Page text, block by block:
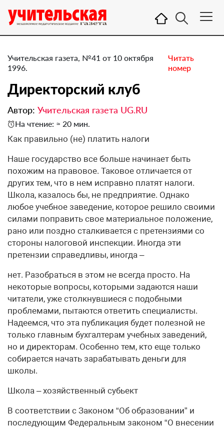
Учительская газета, №41 от 10 октября
1996.
Читать
номер
Директорский клуб
Автор: Учительская газета UG.RU
На чтение: ≈ 20 мин.
Как правильно (не) платить налоги
Наше государство все больше начинает быть
похожим на правовое. Таковое отличается от
других тем, что в нем исправно платят налоги.
Школа, казалось бы, не предприятие. Однако
любое учебное заведение, которое решило своими
силами поправить свое материальное положение,
рано или поздно сталкивается с претензиями со
стороны налоговой инспекции. Иногда эти
претензии справедливы, иногда –
нет. Разобраться в этом не всегда просто. На
некоторые вопросы, которыми задаются наши
читатели, уже столкнувшиеся с подобными
проблемами, пытаются ответить специалисты.
Надеемся, что эта публикация будет полезной не
только главным бухгалтерам учебных заведений,
но и директорам. Особенно тем, кто еще только
собирается начать зарабатывать деньги для
школы.
Школа – хозяйственный субьект
В соответствии с Законом “Об образовании” и
последующим Федеральным законом “О внесении